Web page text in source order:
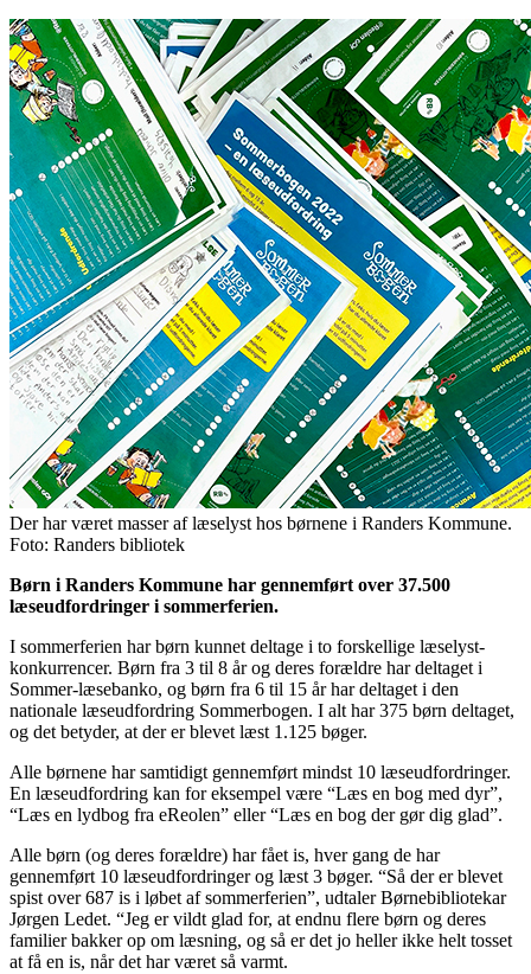
Der har været masser af læselyst hos børnene i Randers Kommune.
Foto: Randers bibliotek
Børn i Randers Kommune har gennemført over 37.500
læseudfordringer i sommerferien.
I sommerferien har børn kunnet deltage i to forskellige læselyst-
konkurrencer. Børn fra 3 til 8 år og deres forældre har deltaget i
Sommer-læsebanko, og børn fra 6 til 15 år har deltaget i den
nationale læseudfordring Sommerbogen. I alt har 375 børn deltaget,
og det betyder, at der er blevet læst 1.125 bøger.
Alle børnene har samtidigt gennemført mindst 10 læseudfordringer.
En læseudfordring kan for eksempel være “Læs en bog med dyr”,
“Læs en lydbog fra eReolen” eller “Læs en bog der gør dig glad”.
Alle børn (og deres forældre) har fået is, hver gang de har
gennemført 10 læseudfordringer og læst 3 bøger. “Så der er blevet
spist over 687 is i løbet af sommerferien”, udtaler Børnebibliotekar
Jørgen Ledet. “Jeg er vildt glad for, at endnu flere børn og deres
familier bakker op om læsning, og så er det jo heller ikke helt tosset
at få en is, når det har været så varmt.